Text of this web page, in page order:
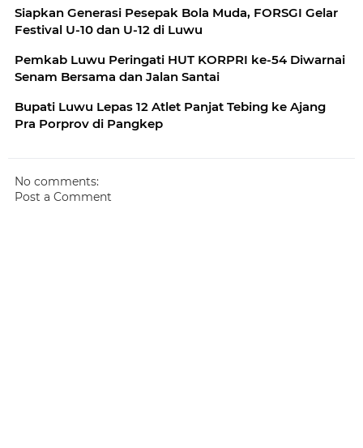
Siapkan Generasi Pesepak Bola Muda, FORSGI Gelar
Festival U-10 dan U-12 di Luwu
Pemkab Luwu Peringati HUT KORPRI ke-54 Diwarnai
Senam Bersama dan Jalan Santai
Bupati Luwu Lepas 12 Atlet Panjat Tebing ke Ajang
Pra Porprov di Pangkep
No comments:
Post a Comment